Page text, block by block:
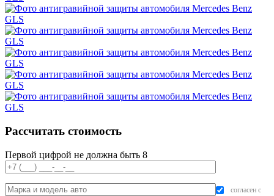
Рассчитать стоимость
Первой цифрой не должна быть 8
согласен с